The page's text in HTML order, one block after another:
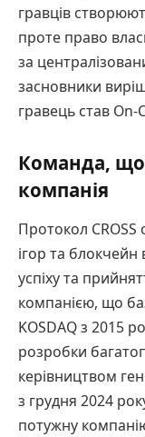
гравців
проте право
за
засновники
гравець став On-
Команда, що
компанія
Протокол CROSS
ігор та блокчейн
успіху та
компанією, що
KOSDAQ з 2015
розробки
керівництвом
з грудня 2024
потужну